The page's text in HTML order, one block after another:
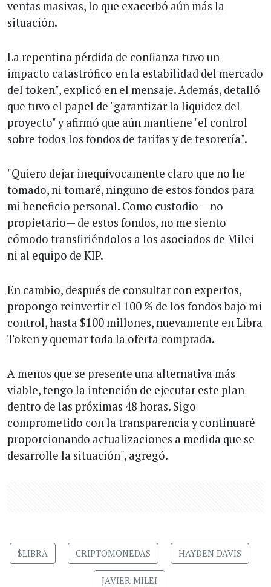
ventas masivas, lo que exacerbó aún más la
situación.
La repentina pérdida de confianza tuvo un
impacto catastrófico en la estabilidad del mercado
del token", explicó en el mensaje. Además, detalló
que tuvo el papel de "garantizar la liquidez del
proyecto" y afirmó que aún mantiene "el control
sobre todos los fondos de tarifas y de tesorería".
"Quiero dejar inequívocamente claro que no he
tomado, ni tomaré, ninguno de estos fondos para
mi beneficio personal. Como custodio —no
propietario— de estos fondos, no me siento
cómodo transfiriéndolos a los asociados de Milei
ni al equipo de KIP.
En cambio, después de consultar con expertos,
propongo reinvertir el 100 % de los fondos bajo mi
control, hasta $100 millones, nuevamente en Libra
Token y quemar toda la oferta comprada.
A menos que se presente una alternativa más
viable, tengo la intención de ejecutar este plan
dentro de las próximas 48 horas. Sigo
comprometido con la transparencia y continuaré
proporcionando actualizaciones a medida que se
desarrolle la situación", agregó.
$LIBRA CRIPTOMONEDAS HAYDEN DAVIS
JAVIER MILEI